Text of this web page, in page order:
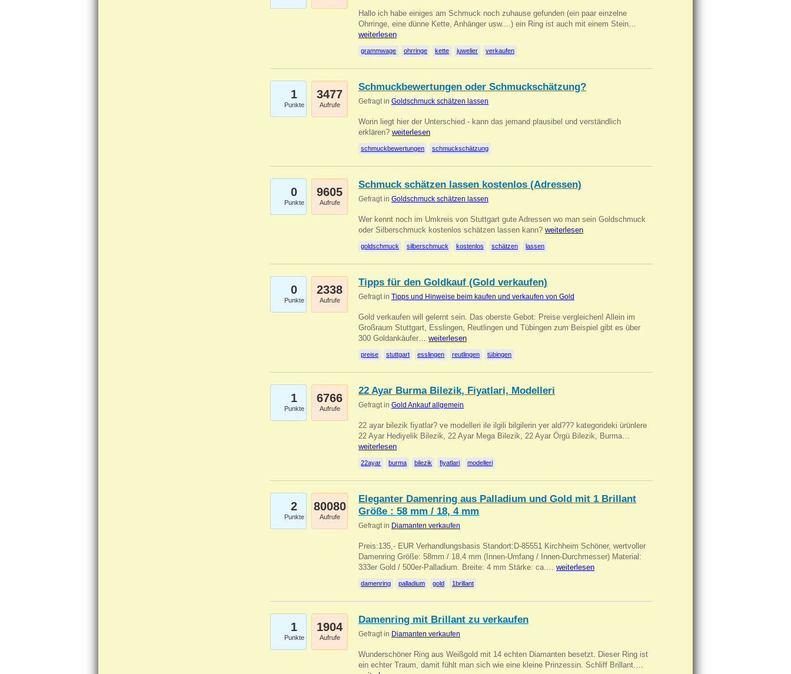
Hallo ich habe einiges am Schmuck noch zuhause gefunden (ein paar einzelne
Ohrringe, eine dünne Kette, Anhänger usw....) ein Ring ist auch mit einem Stein…
weiterlesen
grammwage ohrringe kette juwelier verkaufen
1
Punkte
3477
Aufrufe
Schmuckbewertungen oder Schmuckschätzung?
Gefragt in Goldschmuck schätzen lassen
Worin liegt hier der Unterschied - kann das jemand plausibel und verständlich
erklären? weiterlesen
schmuckbewertungen schmuckschätzung
0
Punkte
9605
Aufrufe
Schmuck schätzen lassen kostenlos (Adressen)
Gefragt in Goldschmuck schätzen lassen
Wer kennt noch im Umkreis von Stuttgart gute Adressen wo man sein Goldschmuck
oder Silberschmuck kostenlos schätzen lassen kann? weiterlesen
goldschmuck silberschmuck kostenlos schätzen lassen
0
Punkte
2338
Aufrufe
Tipps für den Goldkauf (Gold verkaufen)
Gefragt in Tipps und Hinweise beim kaufen und verkaufen von Gold
Gold verkaufen will gelernt sein. Das oberste Gebot: Preise vergleichen! Allein im
Großraum Stuttgart, Esslingen, Reutlingen und Tübingen zum Beispiel gibt es über
300 Goldankäufer… weiterlesen
preise stuttgart esslingen reutlingen tübingen
1
Punkte
6766
Aufrufe
22 Ayar Burma Bilezik, Fiyatlari, Modelleri
Gefragt in Gold Ankauf allgemein
22 ayar bilezik fiyatlar? ve modelleri ile ilgili bilgilerin yer ald??? kategorideki ürünlere
22 Ayar Hediyelik Bilezik, 22 Ayar Mega Bilezik, 22 Ayar Örgü Bilezik, Burma…
weiterlesen
22ayar burma bilezik fiyatlari modelleri
2
Punkte
80080
Aufrufe
Eleganter Damenring aus Palladium und Gold mit 1 Brillant
Größe : 58 mm / 18, 4 mm
Gefragt in Diamanten verkaufen
Preis:135,- EUR Verhandlungsbasis Standort:D-85551 Kirchheim Schöner, wertvoller
Damenring Größe: 58mm / 18,4 mm (Innen-Umfang / Innen-Durchmesser) Material:
333er Gold / 500er-Palladium. Breite: 4 mm Stärke: ca.… weiterlesen
damenring palladium gold 1brillant
1
Punkte
1904
Aufrufe
Damenring mit Brillant zu verkaufen
Gefragt in Diamanten verkaufen
Wunderschöner Ring aus Weißgold mit 14 echten Diamanten besetzt. Dieser Ring ist
ein echter Traum, damit fühlt man sich wie eine kleine Prinzessin. Schliff Brillant.…